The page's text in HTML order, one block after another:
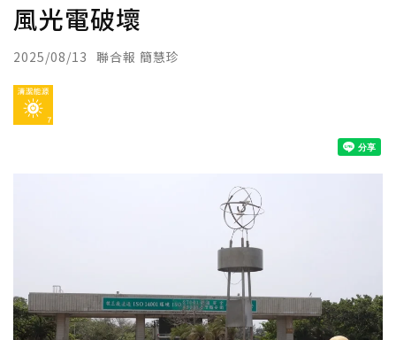
風光電破壞
2025/08/13 聯合報 簡慧珍